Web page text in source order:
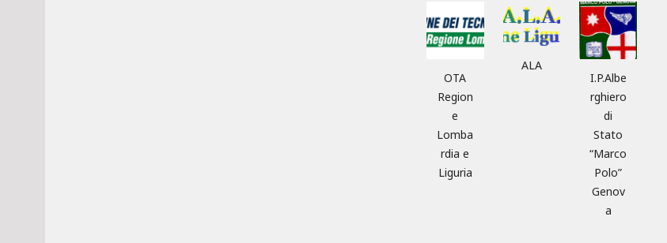
OTA
Region
e
Lomba
rdia e
Liguria
ALA
I.P.Albe
rghiero
di
Stato
“Marco
Polo”
Genov
a